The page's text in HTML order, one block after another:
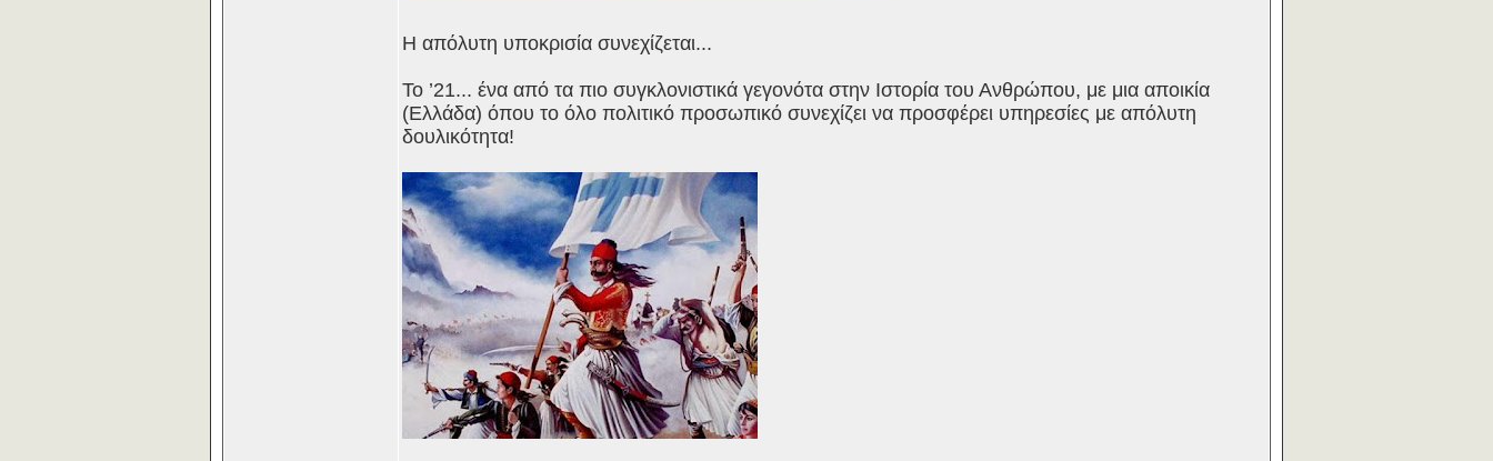
Η απόλυτη υποκρισία συνεχίζεται...
Το ’21... ένα από τα πιο συγκλονιστικά γεγονότα στην Ιστορία του Ανθρώπου, με μια αποικία
(Ελλάδα) όπου το όλο πολιτικό προσωπικό συνεχίζει να προσφέρει υπηρεσίες με απόλυτη
δουλικότητα!